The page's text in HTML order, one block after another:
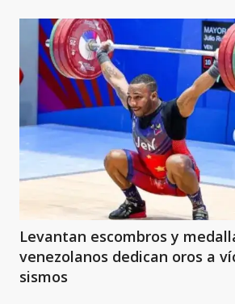
Levantan escombros y
venezolanos dedican oros a
sismos